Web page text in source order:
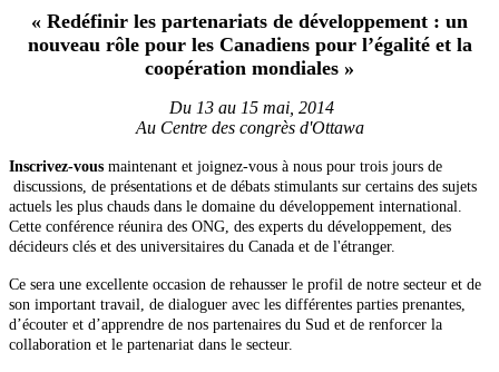
« Redéfinir les partenariats de développement : un
nouveau rôle pour les Canadiens pour l’égalité et la
coopération mondiales »
Du 13 au 15 mai, 2014
Au Centre des congrès d'Ottawa
Inscrivez-vous maintenant et joignez-vous à nous pour trois jours de
discussions, de présentations et de débats stimulants sur certains des sujets
actuels les plus chauds dans le domaine du développement international.
Cette conférence réunira des ONG, des experts du développement, des
décideurs clés et des universitaires du Canada et de l'étranger.
Ce sera une excellente occasion de rehausser le profil de notre secteur et de
son important travail, de dialoguer avec les différentes parties prenantes,
d’écouter et d’apprendre de nos partenaires du Sud et de renforcer la
collaboration et le partenariat dans le secteur.